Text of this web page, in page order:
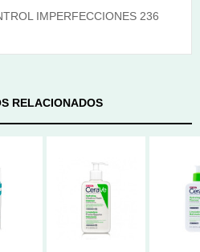
IMPERFECCIONES 236
RELACIONADOS